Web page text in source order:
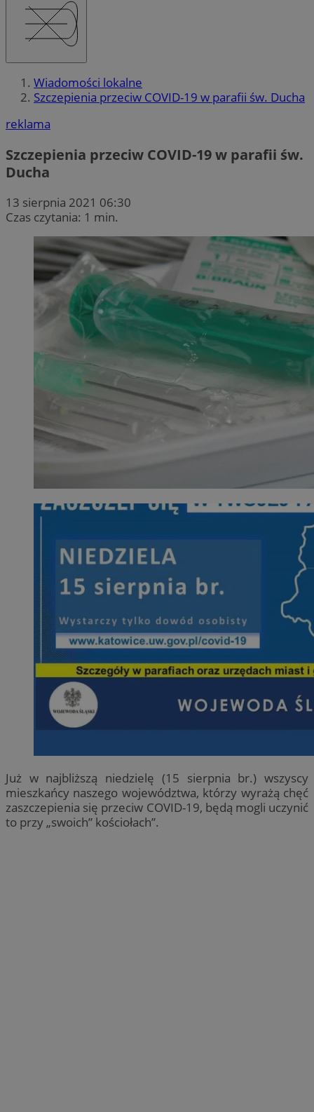
Wiadomości lokalne
Szczepienia przeciw COVID-19 w parafii św. Ducha
reklama
Szczepienia przeciw COVID-19 w parafii św.
Ducha
13 sierpnia 2021 06:30
Czas czytania: 1 min.
Już w najbliższą niedzielę (15 sierpnia br.) wszyscy
mieszkańcy naszego województwa, którzy wyrażą chęć
zaszczepienia się przeciw COVID-19, będą mogli uczynić
to przy „swoich” kościołach”.